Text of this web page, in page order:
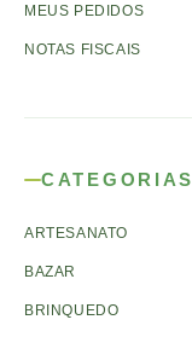
MEUS PEDIDOS
NOTAS FISCAIS
CATEGORIAS
ARTESANATO
BAZAR
BRINQUEDO